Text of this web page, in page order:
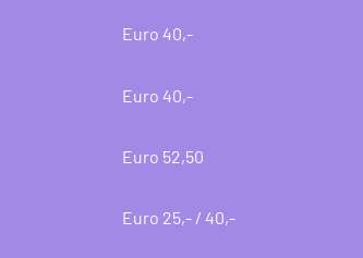
Euro 40,-
Euro 40,-
Euro 52,50
Euro 25,- / 40,-